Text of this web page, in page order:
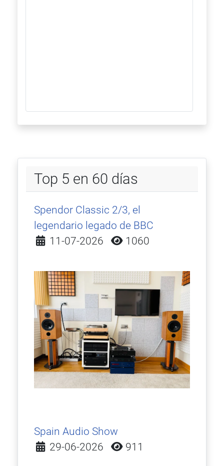
Top 5 en 60 días
Spendor Classic 2/3, el
legendario legado de BBC
Detalles
11-07-2026 1060
Spain Audio Show
Detalles
29-06-2026 911